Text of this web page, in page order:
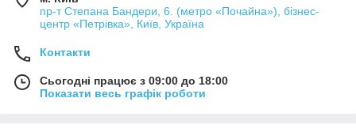
пр-т Степана Бандери, 6. (метро «Почайна»), бізнес-
центр «Петрівка», Київ, Україна
Контакти
Сьогодні працює з 09:00 до 18:00
Показати весь графік роботи